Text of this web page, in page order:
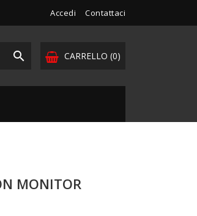
Accedi Contattaci
CARRELLO (0)

MONITOR